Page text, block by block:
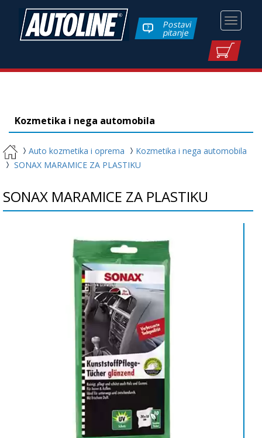
Toggle
Postavi
pitanje
Kozmetika i nega automobila
Auto kozmetika i oprema
Kozmetika i nega automobila
SONAX MARAMICE ZA PLASTIKU
SONAX MARAMICE ZA PLASTIKU